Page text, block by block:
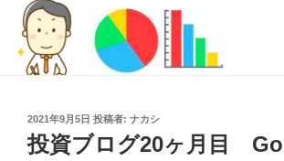
投
稿
日:
2021年9月5日 投稿者: ナカシ
投資ブログ20ヶ月目